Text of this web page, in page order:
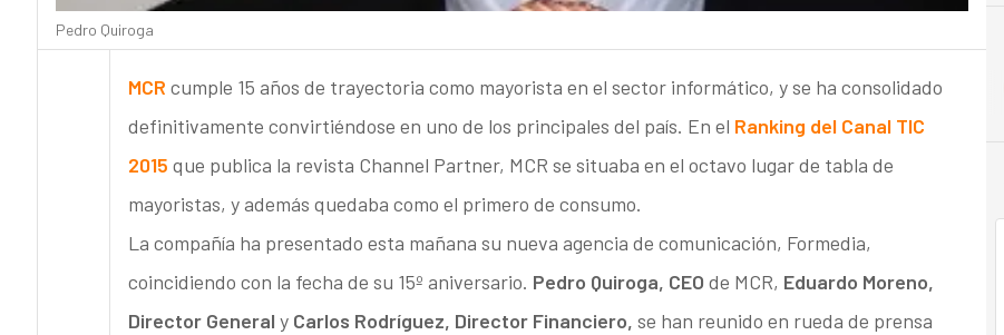
Pedro Quiroga
MCR cumple 15 años de trayectoria como mayorista en el sector informático, y se ha consolidado
definitivamente convirtiéndose en uno de los principales del país. En el Ranking del Canal TIC
2015 que publica la revista Channel Partner, MCR se situaba en el octavo lugar de tabla de
mayoristas, y además quedaba como el primero de consumo.
La compañía ha presentado esta mañana su nueva agencia de comunicación, Formedia,
coincidiendo con la fecha de su 15º aniversario. Pedro Quiroga, CEO de MCR, Eduardo Moreno,
Director General y Carlos Rodríguez, Director Financiero, se han reunido en rueda de prensa